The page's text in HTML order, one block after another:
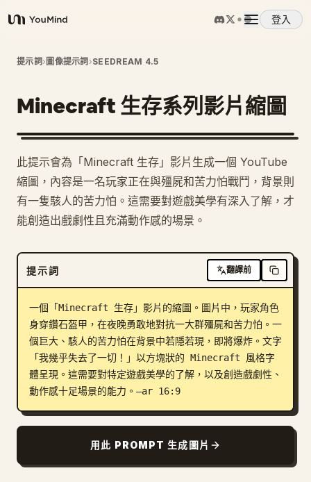
YouMind
登入
概覽
使用案例
提示詞
下載
部落格
更新
提示詞› 圖像提示詞 ›SEEDREAM 4.5
Minecraft 生存系列影片縮圖
此提示會為「Minecraft 生存」影片生成一個 YouTube
縮圖，內容是一名玩家正在與殭屍和苦力怕戰鬥，背景則
有一隻駭人的苦力怕。這需要對遊戲美學有深入了解，才
能創造出戲劇性且充滿動作感的場景。
提示詞 翻譯前
一個「Minecraft 生存」影片的縮圖。圖片中，玩家角色
身穿鑽石盔甲，在夜晚勇敢地對抗一大群殭屍和苦力怕。一
個巨大、駭人的苦力怕在背景中若隱若現，即將爆炸。文字
「我幾乎失去了一切！」以方塊狀的 Minecraft 風格字
體呈現。這需要對特定遊戲美學的了解，以及創造戲劇性、
動作感十足場景的能力。–ar 16:9
用此 PROMPT 生成圖片